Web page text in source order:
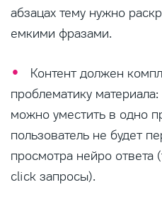
абзацах тему нужно
емкими фразами.
Контент должен
проблематику
можно уместить в одно
пользователь не будет
просмотра нейро ответа
click запросы).